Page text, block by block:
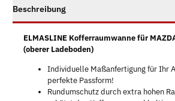
Beschreibung
ELMASLINE Kofferraumwanne für
(oberer Ladeboden)
Individuelle Maßanfertigung für Ihr
perfekte Passform!
Rundumschutz durch extra hohen